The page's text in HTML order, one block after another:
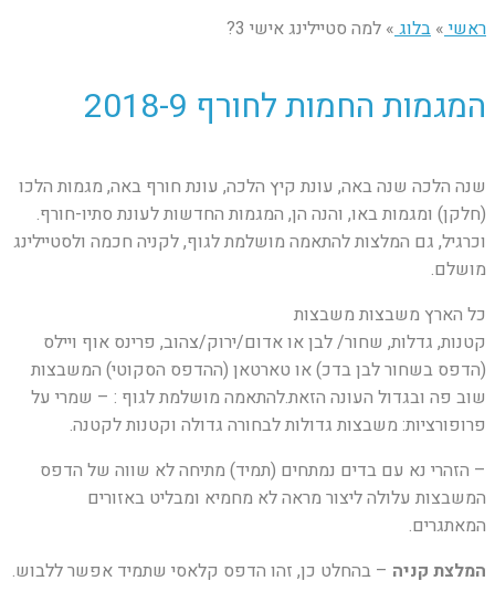
ראשי » בלוג » למה סטיילינג אישי 3?
המגמות החמות לחורף 2018-9
שנה הלכה שנה באה, עונת קיץ הלכה, עונת חורף באה, מגמות הלכו
(חלקן) ומגמות באו, והנה הן, המגמות החדשות לעונת סתיו-חורף.
וכרגיל, גם המלצות להתאמה מושלמת לגוף, לקניה חכמה ולסטיילינג
מושלם.
כל הארץ משבצות משבצות
קטנות, גדלות, שחור/ לבן או אדום/ירוק/צהוב, פרינס אוף ויילס
(הדפס בשחור לבן בדכ) או טארטאן (ההדפס הסקוטי) המשבצות
שוב פה ובגדול העונה הזאת.להתאמה מושלמת לגוף : – שמרי על
פרופורציות: משבצות גדולות לבחורה גדולה וקטנות לקטנה.
– הזהרי נא עם בדים נמתחים (תמיד) מתיחה לא שווה של הדפס
המשבצות עלולה ליצור מראה לא מחמיא ומבליט באזורים
המאתגרים.
המלצת קניה – בהחלט כן, זהו הדפס קלאסי שתמיד אפשר ללבוש.